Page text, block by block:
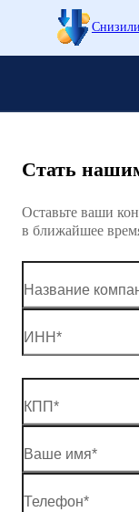
Понятно
Стать
Оставьте ваши
в ближайшее